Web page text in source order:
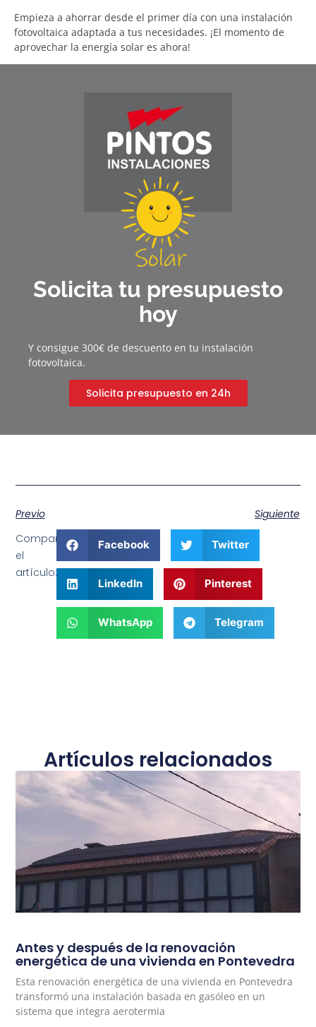
Empieza a ahorrar desde el primer día con una instalación
fotovoltaica adaptada a tus necesidades. ¡El momento de
aprovechar la energía solar es ahora!
Solicita tu presupuesto
hoy
Y consigue 300€ de descuento en tu instalación
fotovoltaica.
Solicita presupuesto en 24h
Previo
Siguiente
Comparte
el
artículo:
Facebook Twitter
LinkedIn Pinterest
WhatsApp Telegram
Artículos relacionados
Antes y después de la renovación
energética de una vivienda en Pontevedra
Esta renovación energética de una vivienda en Pontevedra
transformó una instalación basada en gasóleo en un
sistema que integra aerotermia